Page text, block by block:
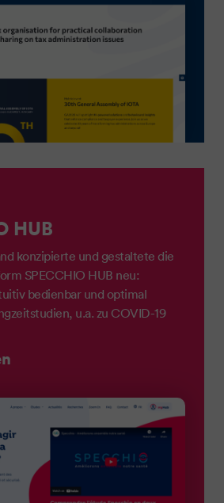
HUB
konzipierte und gestaltete die
SPECCHIO HUB neu:
bedienbar und optimal
u.a. zu COVID-19